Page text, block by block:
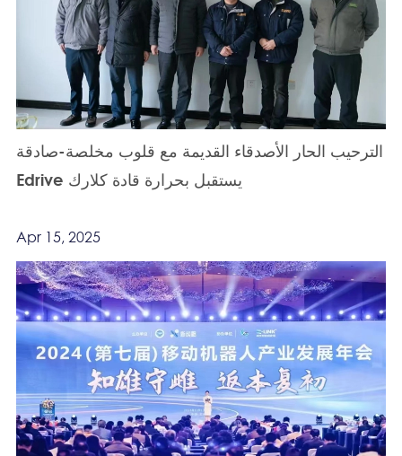
الترحيب الحار الأصدقاء القديمة مع قلوب مخلصة-صادقة
Edrive يستقبل بحرارة قادة كلارك
Apr 15, 2025